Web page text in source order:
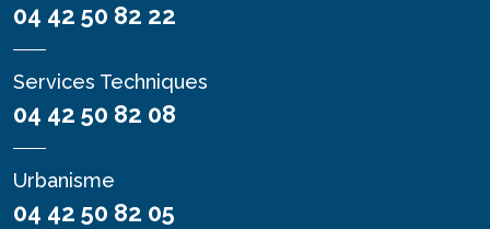
04 42 50 82 22
Services Techniques
04 42 50 82 08
Urbanisme
04 42 50 82 05